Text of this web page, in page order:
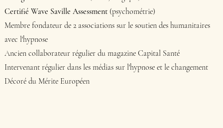
Certifié Wave Saville Assessment (psychométrie)
Membre fondateur de 2 associations sur le soutien des humanitaires
avec l'hypnose
Ancien collaborateur régulier du magazine Capital Santé
Intervenant régulier dans les médias sur l'hypnose et le changement
Décoré du Mérite Européen